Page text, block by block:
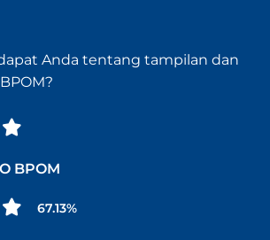
Anda tentang tampilan dan
BPOM
67.13%